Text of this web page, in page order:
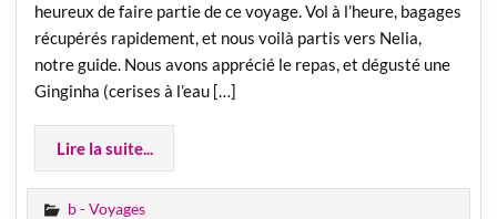
heureux de faire partie de ce voyage. Vol à l’heure, bagages
récupérés rapidement, et nous voilà partis vers Nelia,
notre guide. Nous avons apprécié le repas, et dégusté une
Ginginha (cerises à l’eau […]
Lire la suite...
b - Voyages